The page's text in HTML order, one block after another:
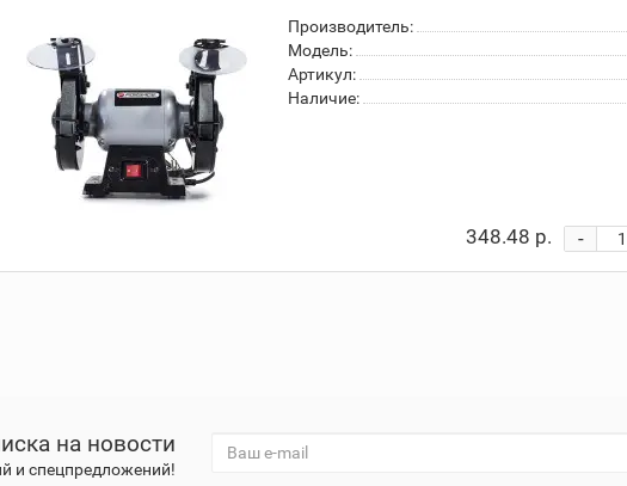
Производитель:
Модель:
Артикул:
Наличие:
348.48 р. -
на новости
и спецпредложений!